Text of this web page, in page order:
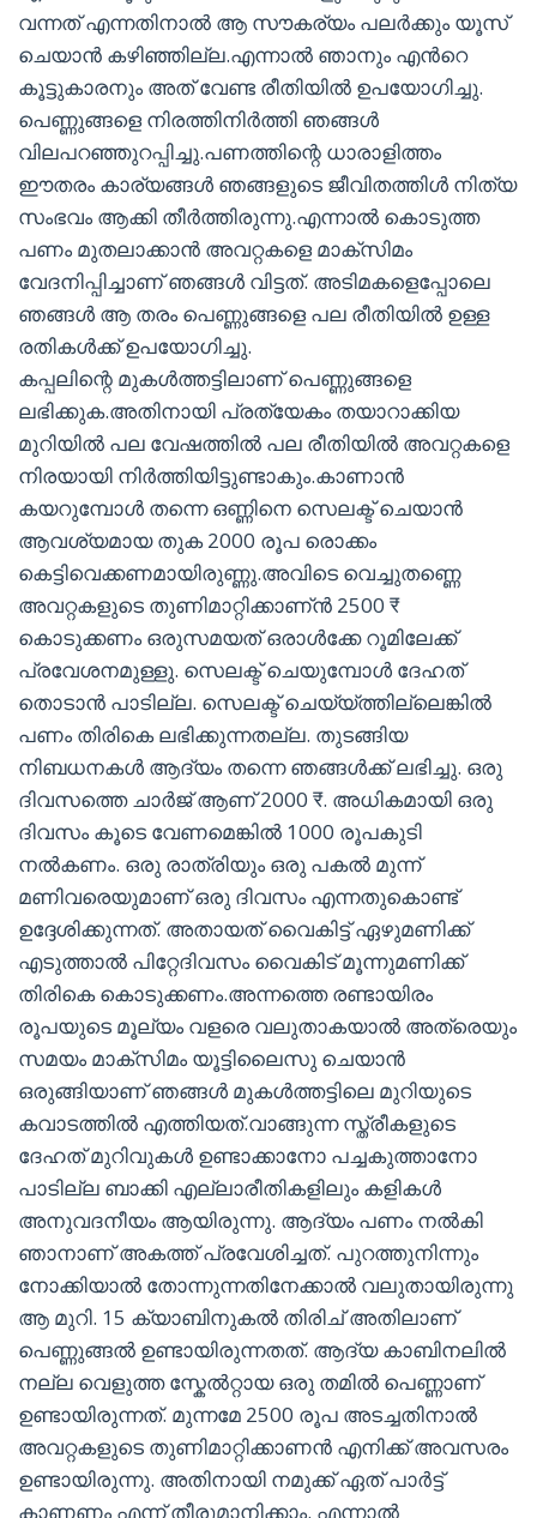
വന്നത് എന്നതിനാൽ ആ സൗകര്യം പലർക്കും യൂസ്
ചെയാൻ കഴിഞ്ഞില്ല.എന്നാൽ ഞാനും എന്‍റെ
കൂട്ടുകാരനും അത് വേണ്ട രീതിയിൽ ഉപയോഗിച്ചു.
പെണ്ണുങ്ങളെ നിരത്തിനിർത്തി ഞങ്ങൾ
വിലപറഞ്ഞുറപ്പിച്ചു.പണത്തിന്റെ ധാരാളിത്തം
ഈതരം കാര്യങ്ങൾ ഞങ്ങളുടെ ജീവിതത്തിൾ നിത്യ
സംഭവം ആക്കി തീർത്തിരുന്നു.എന്നാൽ കൊടുത്ത
പണം മുതലാക്കാൻ അവറ്റകളെ മാക്സിമം
വേദനിപ്പിച്ചാണ് ഞങ്ങൾ വിട്ടത്. അടിമകളെപ്പോലെ
ഞങ്ങൾ ആ തരം പെണ്ണുങ്ങളെ പല രീതിയിൽ ഉള്ള
രതികൾക്ക് ഉപയോഗിച്ചു.
കപ്പലിന്റെ മുകൾത്തട്ടിലാണ് പെണ്ണുങ്ങളെ
ലഭിക്കുക.അതിനായി പ്രത്യേകം തയാറാക്കിയ
മുറിയിൽ പല വേഷത്തിൽ പല രീതിയിൽ അവറ്റകളെ
നിരയായി നിർത്തിയിട്ടുണ്ടാകും.കാണാൻ
കയറുമ്പോൾ തന്നെ ഒണ്ണിനെ സെലക്ട് ചെയാൻ
ആവശ്യമായ തുക 2000 രൂപ രൊക്കം
കെട്ടിവെക്കണമായിരുണ്ണു.അവിടെ വെച്ചുതണ്ണെ
അവറ്റകളുടെ തുണിമാറ്റിക്കാണ്ൻ 2500 ₹
കൊടുക്കണം ഒരുസമയത് ഒരാൾക്കേ റൂമിലേക്ക്
പ്രവേശനമുള്ളു. സെലക്ട് ചെയുമ്പോൾ ദേഹത്
തൊടാൻ പാടില്ല. സെലക്ട് ചെയ്യ്ത്തില്ലെങ്കിൽ
പണം തിരികെ ലഭിക്കുന്നതല്ല. തുടങ്ങിയ
നിബധനകൾ ആദ്യം തന്നെ ഞങ്ങൾക്ക് ലഭിച്ചു. ഒരു
ദിവസത്തെ ചാർജ് ആണ് 2000 ₹. അധികമായി ഒരു
ദിവസം കൂടെ വേണമെങ്കിൽ 1000 രൂപകു‌ടി
നൽകണം. ഒരു രാത്രിയും ഒരു പകൽ മുന്ന്
മണിവരെയുമാണ് ഒരു ദിവസം എന്നതുകൊണ്ട്
ഉദ്ദേശിക്കുന്നത്. അതായത് വൈകിട്ട് ഏഴുമണിക്ക്
എടുത്താൽ പിറ്റേദിവസം വൈകിട് മൂന്നുമണിക്ക്
തിരികെ കൊടുക്കണം.അന്നത്തെ രണ്ടായിരം
രൂപയുടെ മൂല്യം വളരെ വലുതാകയാൽ അത്രെയും
സമയം മാക്സിമം യൂട്ടിലൈസു ചെയാൻ
ഒരുങ്ങിയാണ് ഞങ്ങൾ മുകൾത്തട്ടിലെ മുറിയുടെ
കവാടത്തിൽ എത്തിയത്.വാങ്ങുന്ന സ്ത്രീകളുടെ
ദേഹത് മുറിവുകൾ ഉണ്ടാക്കാനോ പച്ചകുത്താനോ
പാടില്ല ബാക്കി എല്ലാരീതികളിലും കളികൾ
അനുവദനീയം ആയിരുന്നു. ആദ്യം പണം നൽകി
ഞാനാണ് അകത്ത് പ്രവേശിച്ചത്. പുറത്തുനിന്നും
നോക്കിയാൽ തോന്നുന്നതിനേക്കാൽ വലുതായിരുന്നു
ആ മുറി. 15 ക്യാബിനുകൽ തിരിച് അതിലാണ്
പെണ്ണുങ്ങൽ ഉണ്ടായിരുന്നതത്. ആദ്യ കാബിനലിൽ
നല്ല വെളുത്ത സ്കേൽറ്റായ ഒരു തമിൽ പെണ്ണാണ്
ഉണ്ടായിരുന്നത്. മുന്നമേ 2500 രൂപ അടച്ചതിനാൽ
അവറ്റകളുടെ തുണിമാറ്റിക്കാണൻ എനിക്ക് അവസരം
ഉണ്ടായിരുന്നു. അതിനായി നമുക്ക് ഏത് പാർട്ട്
കാണണം എന്ന് തീരുമാനിക്കാം. എന്നാൽ